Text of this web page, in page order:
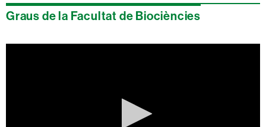
of
0
Graus de la Facultat de Biociències